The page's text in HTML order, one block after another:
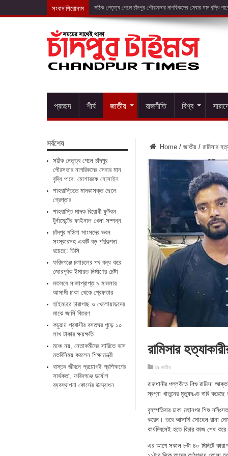
সংবাদ শিরোনাম শাহরাস্তিতে মাদকাসক
প্রচ্ছদ শীর্ষ জাতীয় রাজনীতি বিশ্ব
Home / জাতীয় / রামিসার
রামিসার
in জাতীয়
রাজধানীর পল্লবীতে শিশু রামিসা
স্বপ্না খাতুনের মৃত্যুদণ্ড দাবি করেছে
বৃহস্পতিবার ঢাকা মহানগর শিশু
করেন। তবে আসামি সোহেল রানা দোষ
কার্যদিবসেই হতে বিচার কাজ শেষ
এর আগে সকাল ৮টা ৪০ মিনিটে
সর্বশেষ
সঠিক নেতৃত্ব পেলে চাঁদপুর
পৌরসভার নাগরিকদের সেবার মান
বৃদ্ধি পাবে: মোশাররফ হোসাইন
শাহরাস্তিতে মাদকাসক্ত ছেলে
গ্রেপ্তার
শাহরাস্তি মাদক বিরোধী ফুটবল
টুর্নামেন্টের ফাইনাল খেলা সম্পন্ন
চাঁদপুর মহিলা সাংসদের ভবন
সংস্কারসহ একটি বড় পরিকল্পনা
রয়েছে: ডিসি
ফরিদগঞ্জে চলাচলের পথ বন্ধ করে
জোরপূর্বক ইমারত নির্মাণের চেষ্টা
মতলবে সাজাপ্রাপ্ত ৯ মামলার
আসামী ঢাকা থেকে গ্রেফতার
হাইমচরে চারাগাছ ও খেলোয়াড়দের
মাঝে জার্সি বিতরণ
কচুয়ায় প্রবাসীর বসতঘর পুড়ে ১০
লাখ টাকার ক্ষয়ক্ষতি
মঞ্চে নয়, নেতাকর্মীদের সারিতে বসে
মতবিনিময় করলেন শিক্ষামন্ত্রী
​বাস্তব জীবনে প্রয়োগই প্রশিক্ষণের
সার্থকতা, ফরিদগঞ্জে দুর্যোগ
ব্যবস্থাপনা কোর্সের উদ্বোধন